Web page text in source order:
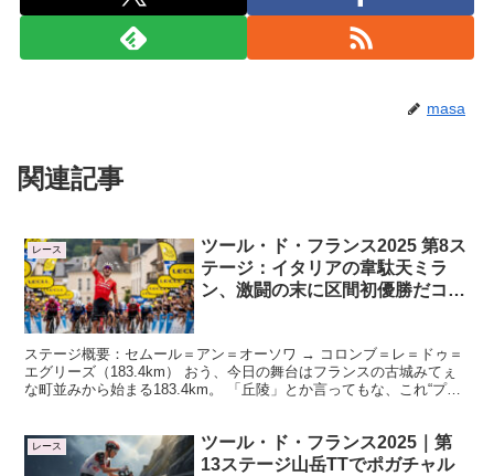
masa
関連記事
レース
ツール・ド・フランス2025 第8ス
テージ：イタリアの韋駄天ミラ
ン、激闘の末に区間初優勝だコノ
ステージ概要：セムール＝アン＝オーソワ → コロンブ＝レ＝ドゥ＝
エグリーズ（183.4km） おう、今日の舞台はフランスの古城みてぇ
な町並みから始まる183.4km。 「丘陵」とか言ってもな、これ“プチ
レース
ツール・ド・フランス2025｜第
13ステージ山岳TTでポガチャル